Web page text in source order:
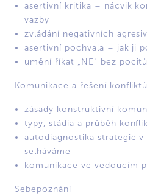
asertivní kritika – nácvik
vazby
zvládání negativních
asertivní pochvala – jak ji
umění říkat „NE“ bez
Komunikace a řešení konfliktů
zásady konstruktivní
typy, stádia a průběh
autodiagnostika strategie
selháváme
komunikace ve vedoucím
Sebepoznání